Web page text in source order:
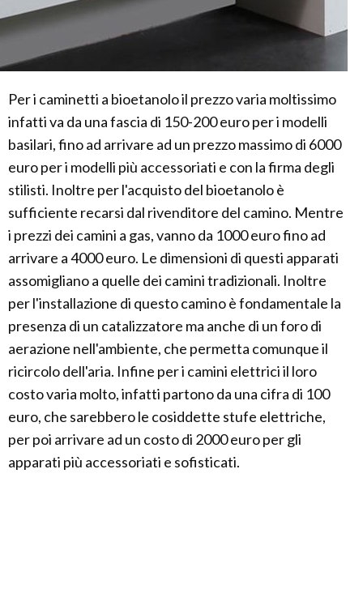
Per i caminetti a bioetanolo il prezzo varia moltissimo
infatti va da una fascia di 150-200 euro per i modelli
basilari, fino ad arrivare ad un prezzo massimo di 6000
euro per i modelli più accessoriati e con la firma degli
stilisti. Inoltre per l'acquisto del bioetanolo è
sufficiente recarsi dal rivenditore del camino. Mentre
i prezzi dei camini a gas, vanno da 1000 euro fino ad
arrivare a 4000 euro. Le dimensioni di questi apparati
assomigliano a quelle dei camini tradizionali. Inoltre
per l'installazione di questo camino è fondamentale la
presenza di un catalizzatore ma anche di un foro di
aerazione nell'ambiente, che permetta comunque il
ricircolo dell'aria. Infine per i camini elettrici il loro
costo varia molto, infatti partono da una cifra di 100
euro, che sarebbero le cosiddette stufe elettriche,
per poi arrivare ad un costo di 2000 euro per gli
apparati più accessoriati e sofisticati.